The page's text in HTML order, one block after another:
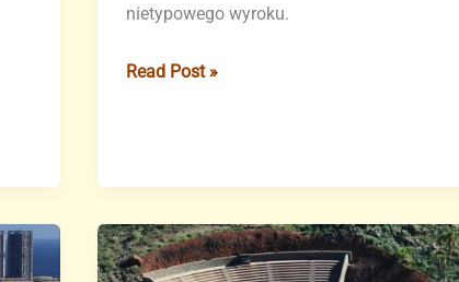
nietypowego wyroku.
Kobieta
zakazem
się
za
Read Post »